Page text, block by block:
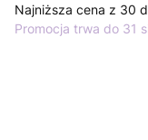
Najniższa cena z 30
Promocja trwa do 31